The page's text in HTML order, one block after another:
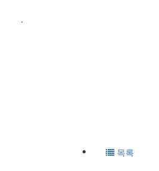
.
목록